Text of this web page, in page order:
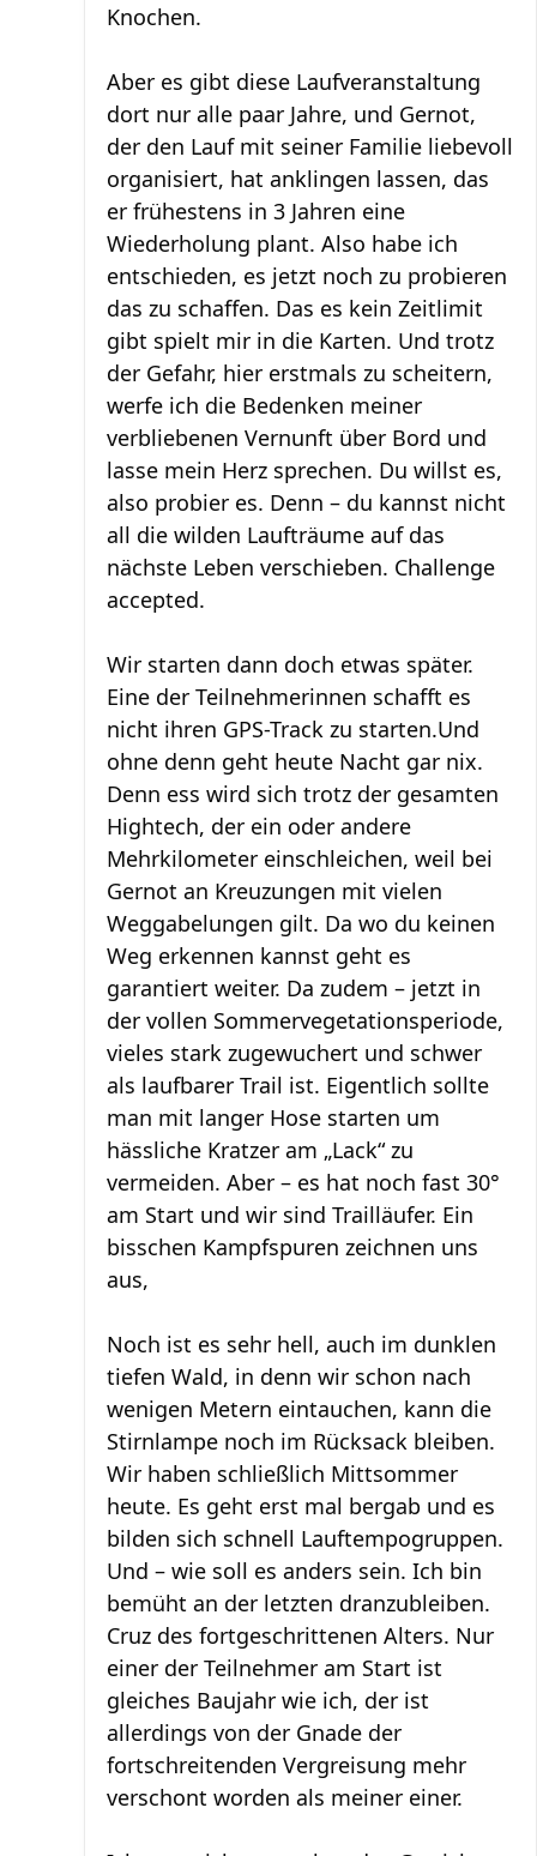
Knochen.
Aber es gibt diese Laufveranstaltung
dort nur alle paar Jahre, und Gernot,
der den Lauf mit seiner Familie liebevoll
organisiert, hat anklingen lassen, das
er frühestens in 3 Jahren eine
Wiederholung plant. Also habe ich
entschieden, es jetzt noch zu probieren
das zu schaffen. Das es kein Zeitlimit
gibt spielt mir in die Karten. Und trotz
der Gefahr, hier erstmals zu scheitern,
werfe ich die Bedenken meiner
verbliebenen Vernunft über Bord und
lasse mein Herz sprechen. Du willst es,
also probier es. Denn – du kannst nicht
all die wilden Laufträume auf das
nächste Leben verschieben. Challenge
accepted.
Wir starten dann doch etwas später.
Eine der Teilnehmerinnen schafft es
nicht ihren GPS-Track zu starten.Und
ohne denn geht heute Nacht gar nix.
Denn ess wird sich trotz der gesamten
Hightech, der ein oder andere
Mehrkilometer einschleichen, weil bei
Gernot an Kreuzungen mit vielen
Weggabelungen gilt. Da wo du keinen
Weg erkennen kannst geht es
garantiert weiter. Da zudem – jetzt in
der vollen Sommervegetationsperiode,
vieles stark zugewuchert und schwer
als laufbarer Trail ist. Eigentlich sollte
man mit langer Hose starten um
hässliche Kratzer am „Lack“ zu
vermeiden. Aber – es hat noch fast 30°
am Start und wir sind Trailläufer. Ein
bisschen Kampfspuren zeichnen uns
aus,
Noch ist es sehr hell, auch im dunklen
tiefen Wald, in denn wir schon nach
wenigen Metern eintauchen, kann die
Stirnlampe noch im Rücksack bleiben.
Wir haben schließlich Mittsommer
heute. Es geht erst mal bergab und es
bilden sich schnell Lauftempogruppen.
Und – wie soll es anders sein. Ich bin
bemüht an der letzten dranzubleiben.
Cruz des fortgeschrittenen Alters. Nur
einer der Teilnehmer am Start ist
gleiches Baujahr wie ich, der ist
allerdings von der Gnade der
fortschreitenden Vergreisung mehr
verschont worden als meiner einer.